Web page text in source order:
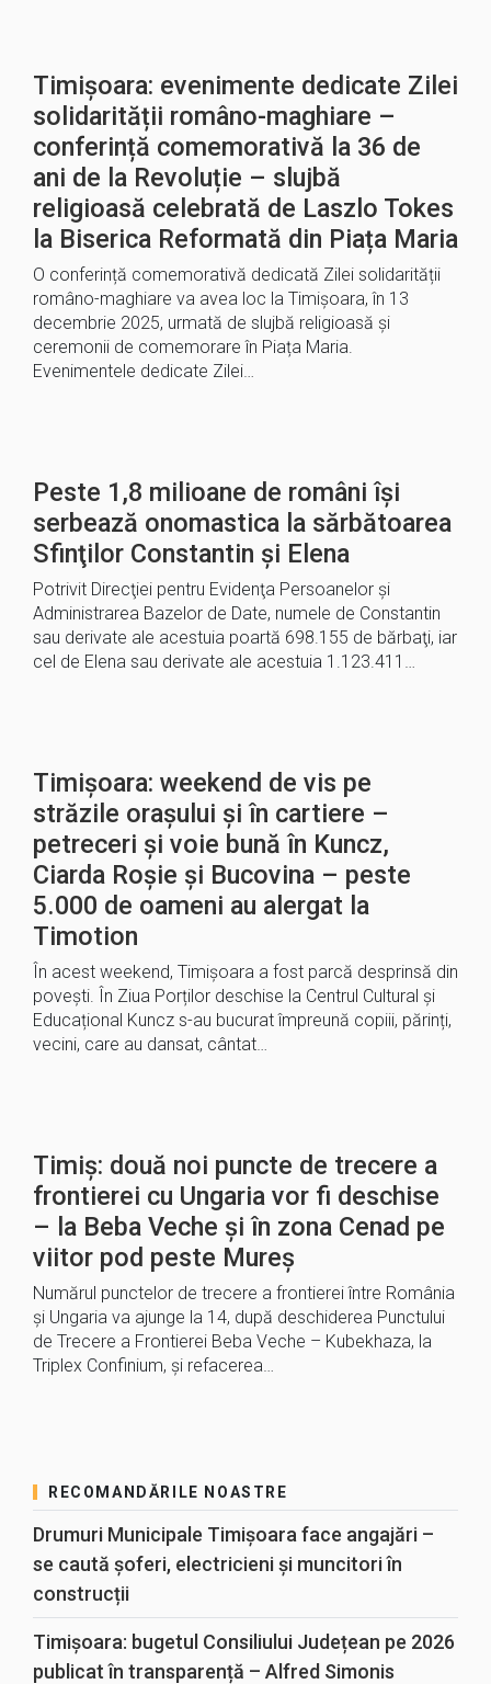
Timișoara: evenimente dedicate Zilei
solidarității româno-maghiare –
conferință comemorativă la 36 de
ani de la Revoluție – slujbă
religioasă celebrată de Laszlo Tokes
la Biserica Reformată din Piața Maria
O conferință comemorativă dedicată Zilei solidarității
româno-maghiare va avea loc la Timișoara, în 13
decembrie 2025, urmată de slujbă religioasă și
ceremonii de comemorare în Piața Maria.
Evenimentele dedicate Zilei…
Peste 1,8 milioane de români îşi
serbează onomastica la sărbătoarea
Sfinţilor Constantin şi Elena
Potrivit Direcţiei pentru Evidenţa Persoanelor şi
Administrarea Bazelor de Date, numele de Constantin
sau derivate ale acestuia poartă 698.155 de bărbaţi, iar
cel de Elena sau derivate ale acestuia 1.123.411…
Timișoara: weekend de vis pe
străzile orașului și în cartiere –
petreceri și voie bună în Kuncz,
Ciarda Roșie și Bucovina – peste
5.000 de oameni au alergat la
Timotion
În acest weekend, Timișoara a fost parcă desprinsă din
povești. În Ziua Porților deschise la Centrul Cultural și
Educațional Kuncz s-au bucurat împreună copiii, părinți,
vecini, care au dansat, cântat…
Timiș: două noi puncte de trecere a
frontierei cu Ungaria vor fi deschise
– la Beba Veche și în zona Cenad pe
viitor pod peste Mureș
Numărul punctelor de trecere a frontierei între România
şi Ungaria va ajunge la 14, după deschiderea Punctului
de Trecere a Frontierei Beba Veche – Kubekhaza, la
Triplex Confinium, şi refacerea…
RECOMANDĂRILE NOASTRE
Drumuri Municipale Timișoara face angajări –
se caută șoferi, electricieni și muncitori în
construcții
Timișoara: bugetul Consiliului Județean pe 2026
publicat în transparență – Alfred Simonis